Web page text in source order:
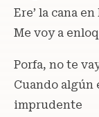
Ere’ la cana
Me voy a
Porfa, no te
Cuando algún
imprudente